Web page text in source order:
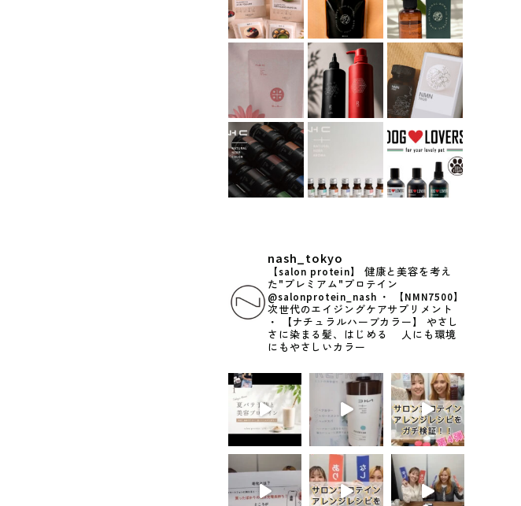
nash_tokyo
【salon protein】 健康と美容を考え
た"プレミアム"プロテイン
@salonprotein_nash ・
【NMN7500】
次世代のエイジングケアサプリメント
・
【ナチュラルハーブカラー】
やさし
さに染まる髪、はじめる
人にも環境
にもやさしいカラー